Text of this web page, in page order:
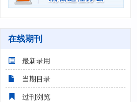
在线期刊
最新录用
当期目录
过刊浏览